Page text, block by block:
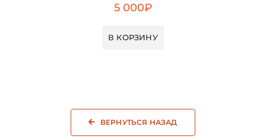
5 000₽
В КОРЗИНУ
ВЕРНУТЬСЯ НАЗАД